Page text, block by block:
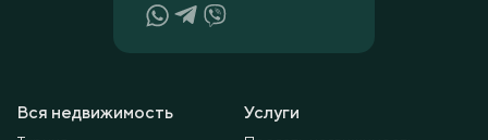
Вся недвижимость Услуги